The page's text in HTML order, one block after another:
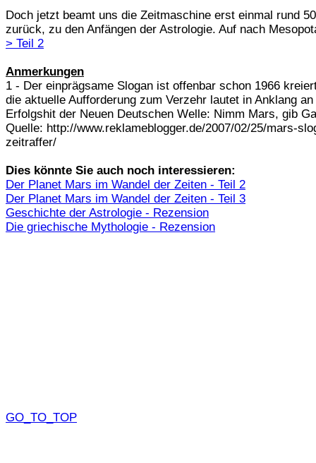
Doch jetzt beamt uns die Zeitmaschine erst einmal rund
zurück, zu den Anfängen der Astrologie. Auf nach
> Teil 2
Anmerkungen
1 - Der einprägsame Slogan ist offenbar schon 1966
die aktuelle Aufforderung zum Verzehr lautet in Anklang an
Erfolgshit der Neuen Deutschen Welle: Nimm Mars, gib
Quelle: http://www.reklameblogger.de/2007/02/25/mars-
zeitraffer/
Dies könnte Sie auch noch interessieren:
Der Planet Mars im Wandel der Zeiten - Teil 2
Der Planet Mars im Wandel der Zeiten - Teil 3
Geschichte der Astrologie - Rezension
Die griechische Mythologie - Rezension
GO_TO_TOP